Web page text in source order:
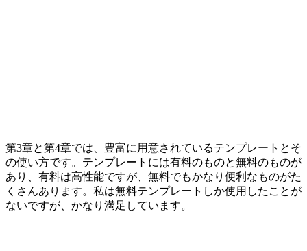
第3章と第4章では、豊富に用意されているテンプレートとそ
の使い方です。テンプレートには有料のものと無料のものが
あり、有料は高性能ですが、無料でもかなり便利なものがた
くさんあります。私は無料テンプレートしか使用したことが
ないですが、かなり満足しています。